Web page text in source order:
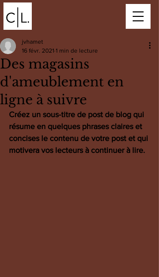
Des magasins
d'ameublement en
ligne à suivre
jvhamet
16 févr. 2021 1 min de lecture
Créez un sous-titre de post de blog qui
résume en quelques phrases claires et
concises le contenu de votre post et qui
motivera vos lecteurs à continuer à lire.